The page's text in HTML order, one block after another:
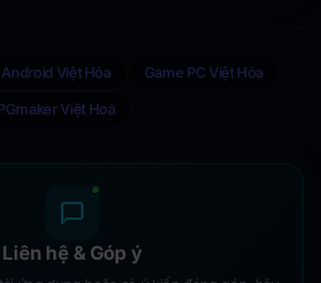
Việt Hóa Game PC Việt Hóa
Việt Hoá
Liên hệ & Góp ý